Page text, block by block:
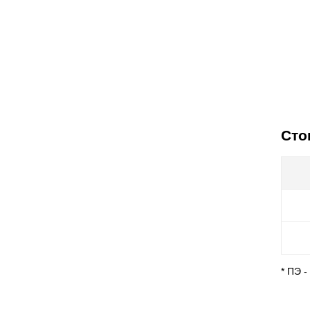
* ПЭ -